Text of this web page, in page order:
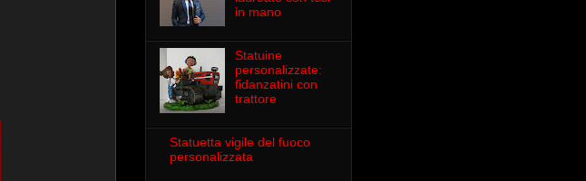
in mano
Statuine
personalizzate:
fidanzatini con
trattore
Statuetta vigile del fuoco
personalizzata